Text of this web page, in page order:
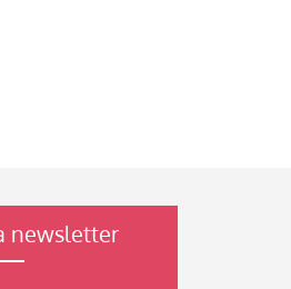
newsletter